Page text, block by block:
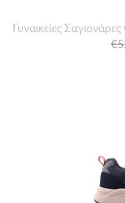
Γυναικείες